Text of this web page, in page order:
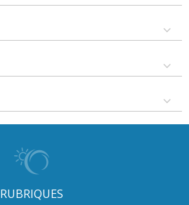
RUBRIQUES